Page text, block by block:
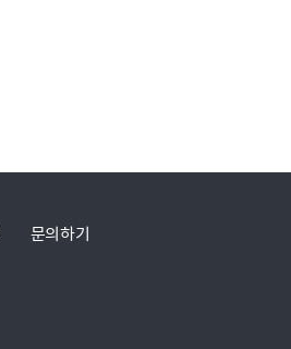
문의하기